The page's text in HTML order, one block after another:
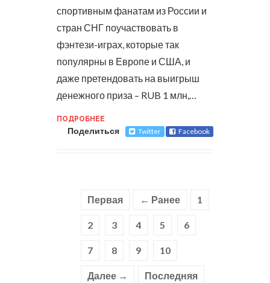
спортивным фанатам из России и
стран СНГ поучаствовать в
фэнтези-играх, которые так
популярны в Европе и США, и
даже претендовать на выигрыш
денежного приза – RUB 1 млн,…
ПОДРОБНЕЕ
Поделиться Twitter Facebook
Первая ← Ранее 1
2 3 4 5 6
7 8 9 10
Далее → Последняя